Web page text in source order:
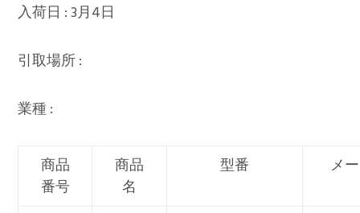
入荷日 : 3月4日
引取場所 :
業種 :
商品
番号
商品
名
型番 メ